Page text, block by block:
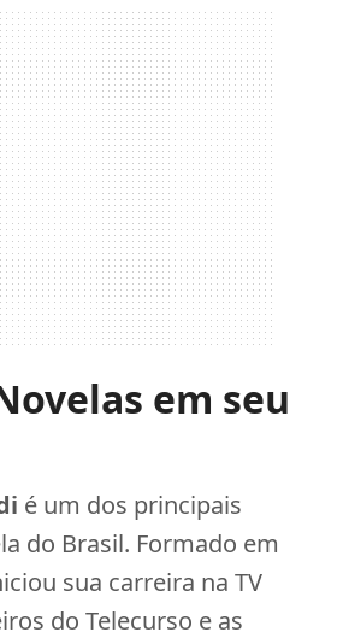
em seu
é um dos principais
do Brasil. Formado em
sua carreira na TV
do Telecurso e as